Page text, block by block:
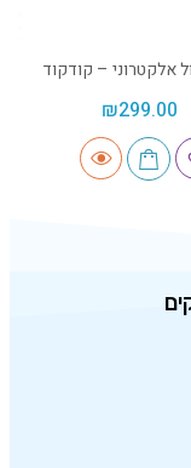
אלקטרוני – קודקוד
₪299.00